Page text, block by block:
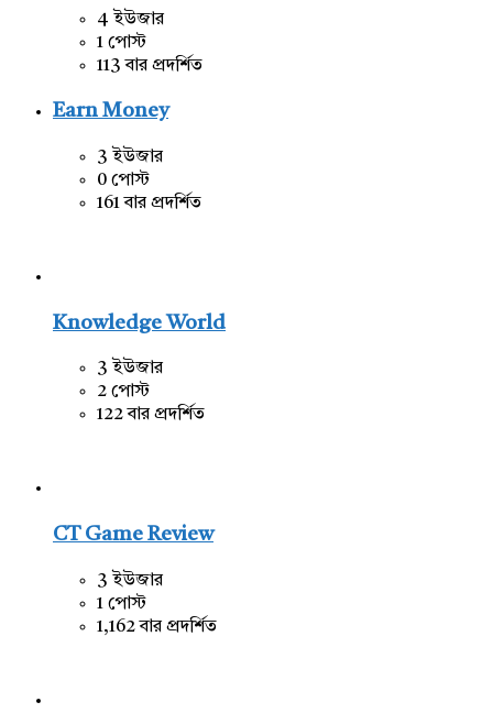
4 ইউজার
1 পোস্ট
113 বার প্রদর্শিত
Earn Money
3 ইউজার
0 পোস্ট
161 বার প্রদর্শিত
Knowledge World
3 ইউজার
2 পোস্ট
122 বার প্রদর্শিত
CT Game Review
3 ইউজার
1 পোস্ট
1,162 বার প্রদর্শিত